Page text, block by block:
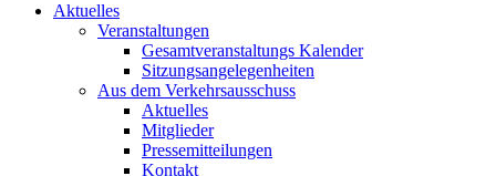
Aktuelles
Veranstaltungen
Gesamtveranstaltungs Kalender
Sitzungsangelegenheiten
Aus dem Verkehrsausschuss
Aktuelles
Mitglieder
Pressemitteilungen
Kontakt